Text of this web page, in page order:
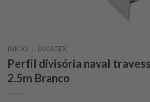
INÍCIO / EUCATEX
Perfil divisória naval
2.5m Branco